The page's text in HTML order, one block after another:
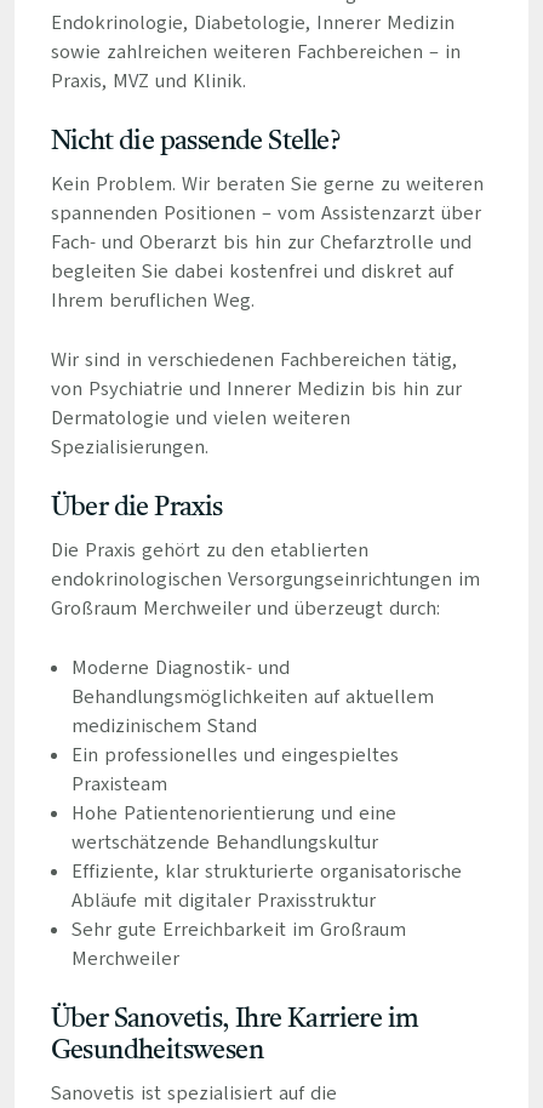
Endokrinologie, Diabetologie, Innerer Medizin
sowie zahlreichen weiteren Fachbereichen – in
Praxis, MVZ und Klinik.
Nicht die passende Stelle?
Kein Problem. Wir beraten Sie gerne zu weiteren
spannenden Positionen – vom Assistenzarzt über
Fach- und Oberarzt bis hin zur Chefarztrolle und
begleiten Sie dabei kostenfrei und diskret auf
Ihrem beruflichen Weg.
Wir sind in verschiedenen Fachbereichen tätig,
von Psychiatrie und Innerer Medizin bis hin zur
Dermatologie und vielen weiteren
Spezialisierungen.
Über die Praxis
Die Praxis gehört zu den etablierten
endokrinologischen Versorgungseinrichtungen im
Großraum Merchweiler und überzeugt durch:
Moderne Diagnostik- und
Behandlungsmöglichkeiten auf aktuellem
medizinischem Stand
Ein professionelles und eingespieltes
Praxisteam
Hohe Patientenorientierung und eine
wertschätzende Behandlungskultur
Effiziente, klar strukturierte organisatorische
Abläufe mit digitaler Praxisstruktur
Sehr gute Erreichbarkeit im Großraum
Merchweiler
Über Sanovetis, Ihre Karriere im
Gesundheitswesen
Sanovetis ist spezialisiert auf die